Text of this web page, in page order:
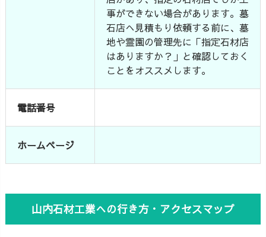
事ができない場合があります。墓
石店へ見積もり依頼する前に、墓
地や霊園の管理先に「指定石材店
はありますか？」と確認しておく
ことをオススメします。
電話番号
ホームページ
山内石材工業への行き方・アクセスマップ